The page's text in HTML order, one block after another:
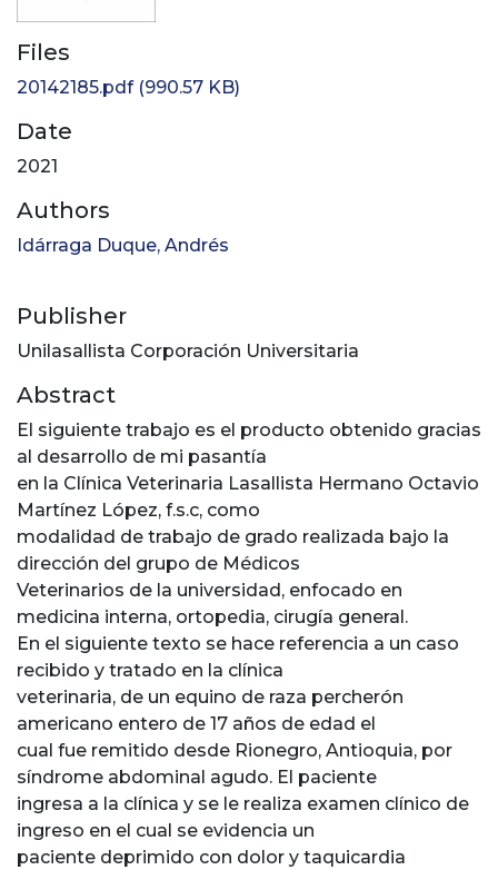
Files
20142185.pdf(990.57 KB)
Date
2021
Authors
Idárraga Duque, Andrés
Publisher
Unilasallista Corporación Universitaria
Abstract
El siguiente trabajo es el producto obtenido gracias
al desarrollo de mi pasantía
en la Clínica Veterinaria Lasallista Hermano Octavio
Martínez López, f.s.c, como
modalidad de trabajo de grado realizada bajo la
dirección del grupo de Médicos
Veterinarios de la universidad, enfocado en
medicina interna, ortopedia, cirugía general.
En el siguiente texto se hace referencia a un caso
recibido y tratado en la clínica
veterinaria, de un equino de raza percherón
americano entero de 17 años de edad el
cual fue remitido desde Rionegro, Antioquia, por
síndrome abdominal agudo. El paciente
ingresa a la clínica y se le realiza examen clínico de
ingreso en el cual se evidencia un
paciente deprimido con dolor y taquicardia